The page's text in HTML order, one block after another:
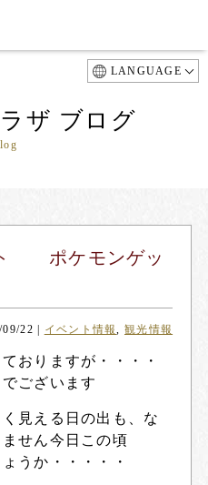
LANGUAGE
ザ ブログ
ポケモンゲッ
09/22 イベント情報, 観光情報
おりますが・・・・
ございます
見える日の出も、な
せん今日この頃
うか・・・・・